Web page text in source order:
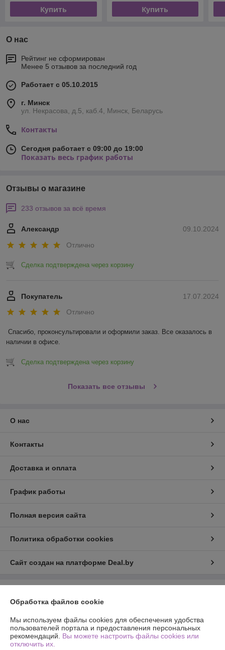
Купить Купить
О нас
Рейтинг не сформирован
Менее 5 отзывов за последний год
Работает с 05.10.2015
г. Минск
ул. Некрасова, д.5, каб.4, Минск, Беларусь
Контакты
Сегодня работает с 09:00 до 19:00
Показать весь график работы
Отзывы о магазине
233 отзывов за всё время
09.10.2024
Александр
Отлично
Сделка подтверждена через корзину
17.07.2024
Покупатель
Отлично
Спасибо, проконсультировали и оформили заказ. Все оказалось в
наличии в офисе.
Сделка подтверждена через корзину
Показать все отзывы
О нас
Контакты
Доставка и оплата
График работы
Полная версия сайта
Политика обработки cookies
Сайт создан на платформе Deal.by
220040, Республика Беларусь, г. Минск, ул. Некрасова, д.5, пом.15
Регистрационный номер ЕГР: 193289316
Обработка файлов cookie
Мы используем файлы cookies для обеспечения удобства
пользователей портала и предоставления персональных
рекомендаций. Вы можете настроить файлы cookies или
отключить их.